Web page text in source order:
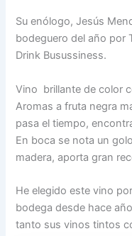
Su enólogo, Jesús
bodeguero del año por
Drink Busussiness.
Vino brillante de color
Aromas a fruta negra
pasa el tiempo,
En boca se nota un
madera, aporta gran
He elegido este vino
bodega desde hace
tanto sus vinos tintos